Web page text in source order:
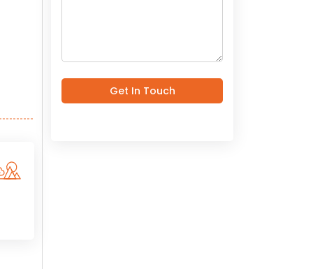
Get In Touch